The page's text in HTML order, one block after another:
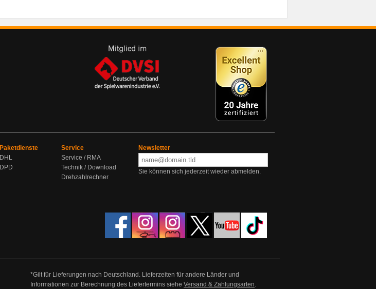
Paketdienste
DHL
DPD
Service
Service / RMA
Technik / Download
Drehzahlrechner
Newsletter
Sie können sich jederzeit wieder abmelden.
*Gilt für Lieferungen nach Deutschland. Lieferzeiten für andere Länder und
Informationen zur Berechnung des Liefertermins siehe Versand & Zahlungsarten.